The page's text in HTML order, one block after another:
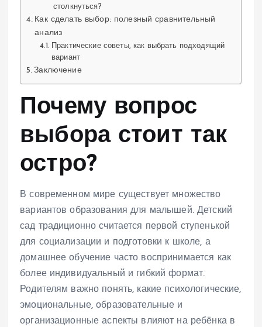
столкнуться?
Как сделать выбор: полезный сравнительный
анализ
Практические советы, как выбрать подходящий
вариант
Заключение
Почему вопрос
выбора стоит так
остро?
В современном мире существует множество
вариантов образования для малышей. Детский
сад традиционно считается первой ступенькой
для социализации и подготовки к школе, а
домашнее обучение часто воспринимается как
более индивидуальный и гибкий формат.
Родителям важно понять, какие психологические,
эмоциональные, образовательные и
организационные аспекты влияют на ребёнка в